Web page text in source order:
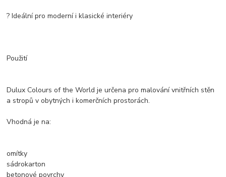
? Ideální pro moderní i klasické interiéry
Použití
Dulux Colours of the World je určena pro malování vnitřních stěn
a stropů v obytných i komerčních prostorách.
Vhodná je na:
omítky
sádrokarton
betonové povrchy